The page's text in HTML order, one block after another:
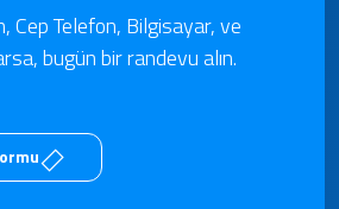
Cep Telefon, Bilgisayar, ve
bugün bir randevu alın.